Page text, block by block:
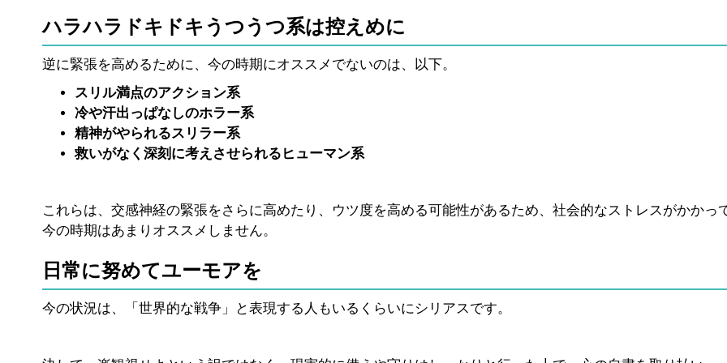
ハラハラドキドキうつうつ系は控えめに
逆に緊張を高めるために、今の時期にオススメでないのは、以下。
スリル満点のアクション系
冷や汗出っぱなしのホラー系
精神がやられるスリラー系
救いがなく深刻に考えさせられるヒューマン系
これらは、交感神経の緊張をさらに高めたり、ウツ度を高める可能性があるため、社会的なストレスがかかっ
今の時期はあまりオススメしません。
日常に努めてユーモアを
今の状況は、「世界的な戦争」と表現する人もいるくらいにシリアスです。